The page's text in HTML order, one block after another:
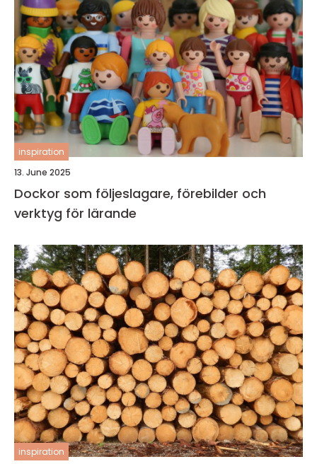
inspiration
13. June 2025
Dockor som följeslagare, förebilder och
verktyg för lärande
inspiration